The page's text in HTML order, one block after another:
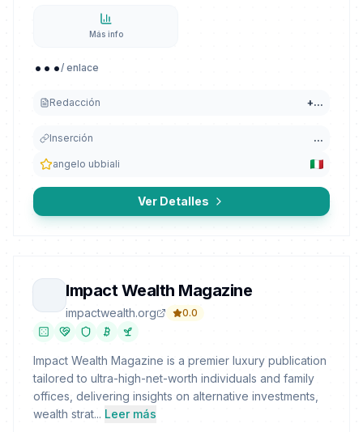
Más info
.../ enlace
Redacción +...
Inserción ...
angelo ubbiali
Ver Detalles
Impact Wealth Magazine
impactwealth.org 0.0
Impact Wealth Magazine is a premier luxury publication
tailored to ultra-high-net-worth individuals and family
offices, delivering insights on alternative investments,
wealth strat... Leer más